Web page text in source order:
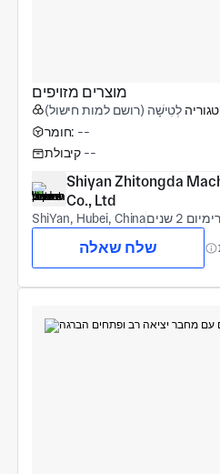
מוצרים מזויפים
לְטִישָׁה (רושם למות חישול)
חומר: --
קיבולת --
Shiyan Zhitongda
Co., Ltd
ShiYan, Hubei, China 2 שנים
שלח שאלה